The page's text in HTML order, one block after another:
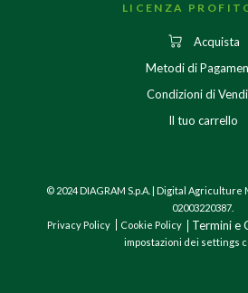
LICENZA
Acquista
Metodi di
Condizioni di
Il tuo carrello
© 2024 DIAGRAM S.p.A. | Digital Agriculture
02003220387.
Privacy Policy
Cookie Policy Termini e
impostazioni dei settings